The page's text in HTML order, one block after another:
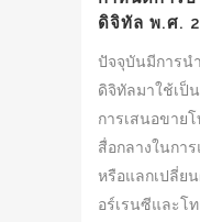
ดิจิทัล พ.ศ.
ปัจจุบันมีการน
ดิจิทัลมาใช้เป็
การเสนอขาย
สื่อกลางในกา
หรือแลกเปลี่ย
อร์เรนซีและโ